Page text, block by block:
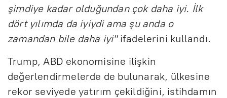
şimdiye kadar olduğundan çok daha iyi. İlk
dört yılımda da iyiydi ama şu anda o
zamandan bile daha iyi"ifadelerini kullandı.
Trump, ABD ekonomisine ilişkin
değerlendirmelerde de bulunarak, ülkesine
rekor seviyede yatırım çekildiğini, istihdamın